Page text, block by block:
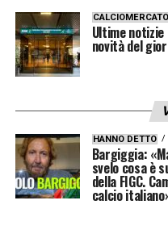
LA PLAYLIST DELLE
CALCIOMERCATO
Ultime
novità del
HANNO DETTO
Bargiggia:
svelo cosa è
della FIGC.
calcio